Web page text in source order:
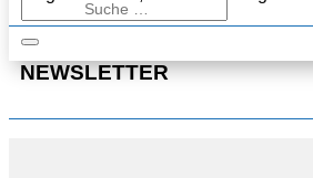
NEWSLETTER